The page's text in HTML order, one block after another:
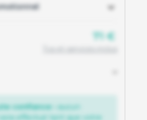
71 €
confiance :
aucun
effectué tant que votre